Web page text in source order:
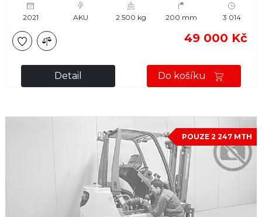
2021 AKU 2 500 kg 200 mm 3 014
49 000 Kč
Detail Do košíku
POUZE 2 247 MTH